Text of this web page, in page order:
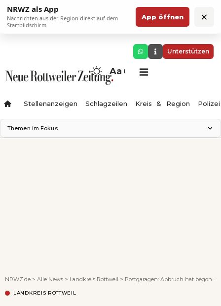
NRWZ als App
Nachrichten aus der Region direkt auf dem
Startbildschirm.
App öffnen ×
Unterstützen
Aa
Stellenanzeigen Schlagzeilen Kreis & Region Polizei
Themen im Fokus
NRWZ.de > Alle News > Landkreis Rottweil > Postgaragen: Abbruch hat begonnen
LANDKREIS ROTTWEIL